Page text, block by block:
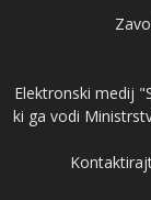
Elektronski medij
ki ga vodi